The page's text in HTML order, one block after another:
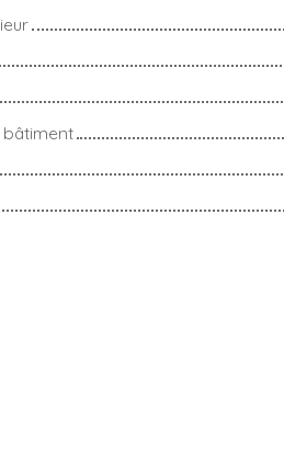
bâtiment